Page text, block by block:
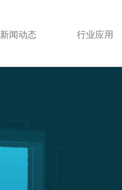
新闻动态 行业应用